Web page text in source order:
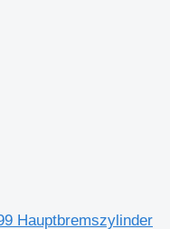
Hauptbremszylinder